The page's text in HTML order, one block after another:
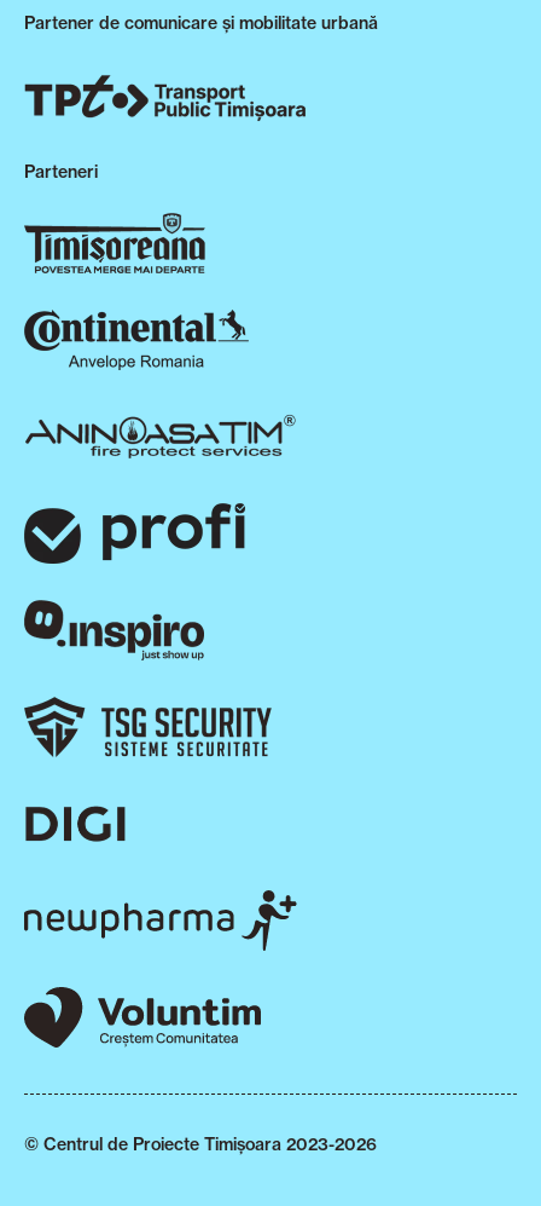
Partener de comunicare și mobilitate urbană
Parteneri
© Centrul de Proiecte Timișoara 2023-2026